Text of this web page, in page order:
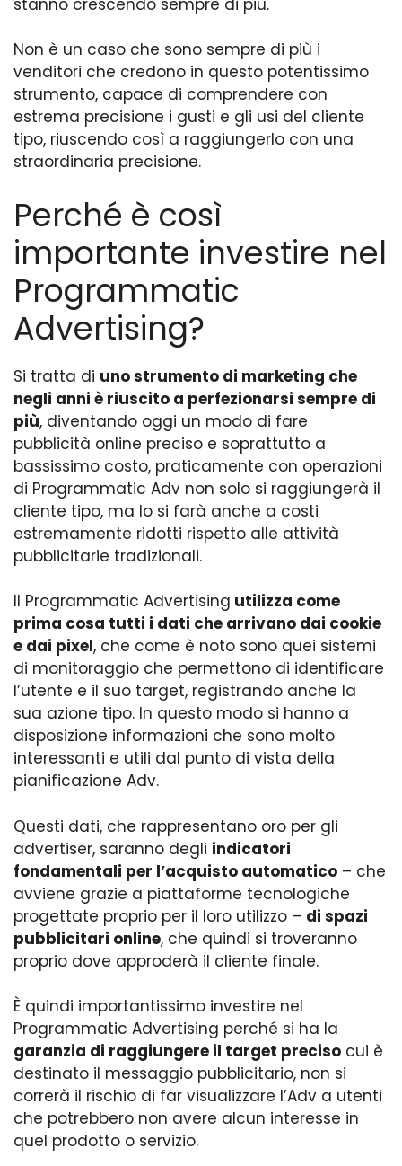
Non è un caso che sono sempre di più i
venditori che credono in questo potentissimo
strumento, capace di comprendere con
estrema precisione i gusti e gli usi del cliente
tipo, riuscendo così a raggiungerlo con una
straordinaria precisione.
Perché è così
importante investire nel
Programmatic
Advertising?
Si tratta di uno strumento di marketing che
negli anni è riuscito a perfezionarsi sempre di
più, diventando oggi un modo di fare
pubblicità online preciso e soprattutto a
bassissimo costo, praticamente con operazioni
di Programmatic Adv non solo si raggiungerà il
cliente tipo, ma lo si farà anche a costi
estremamente ridotti rispetto alle attività
pubblicitarie tradizionali.
Il Programmatic Advertising utilizza come
prima cosa tutti i dati che arrivano dai cookie
e dai pixel, che come è noto sono quei sistemi
di monitoraggio che permettono di identificare
l’utente e il suo target, registrando anche la
sua azione tipo. In questo modo si hanno a
disposizione informazioni che sono molto
interessanti e utili dal punto di vista della
pianificazione Adv.
Questi dati, che rappresentano oro per gli
advertiser, saranno degli indicatori
fondamentali per l’acquisto automatico – che
avviene grazie a piattaforme tecnologiche
progettate proprio per il loro utilizzo – di spazi
pubblicitari online, che quindi si troveranno
proprio dove approderà il cliente finale.
È quindi importantissimo investire nel
Programmatic Advertising perché si ha la
garanzia di raggiungere il target preciso cui è
destinato il messaggio pubblicitario, non si
correrà il rischio di far visualizzare l’Adv a utenti
che potrebbero non avere alcun interesse in
quel prodotto o servizio.